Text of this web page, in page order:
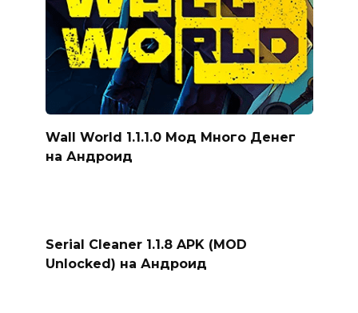
Wall World 1.1.1.0 Мод Много Денег
на Андроид
Serial Cleaner 1.1.8 APK (MOD
Unlocked) на Андроид